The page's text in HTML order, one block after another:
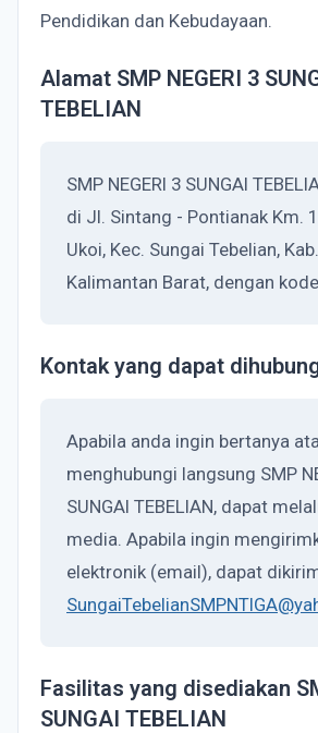
Pendidikan dan Kebudayaan.
Alamat SMP NEGERI 3
TEBELIAN
SMP NEGERI 3 SUNGAI
di Jl. Sintang - Pontianak Km.
Ukoi, Kec. Sungai Tebelian,
Kalimantan Barat, dengan
Kontak yang dapat
Apabila anda ingin bertanya
menghubungi langsung SMP
SUNGAI TEBELIAN, dapat
media. Apabila ingin
elektronik (email), dapat
Fasilitas yang disediakan
SUNGAI TEBELIAN